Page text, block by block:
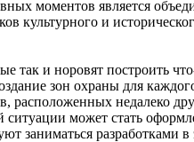
моментов является
культурного и
так и норовят построить
зон охраны для
расположенных недалеко
может стать
заниматься разработками